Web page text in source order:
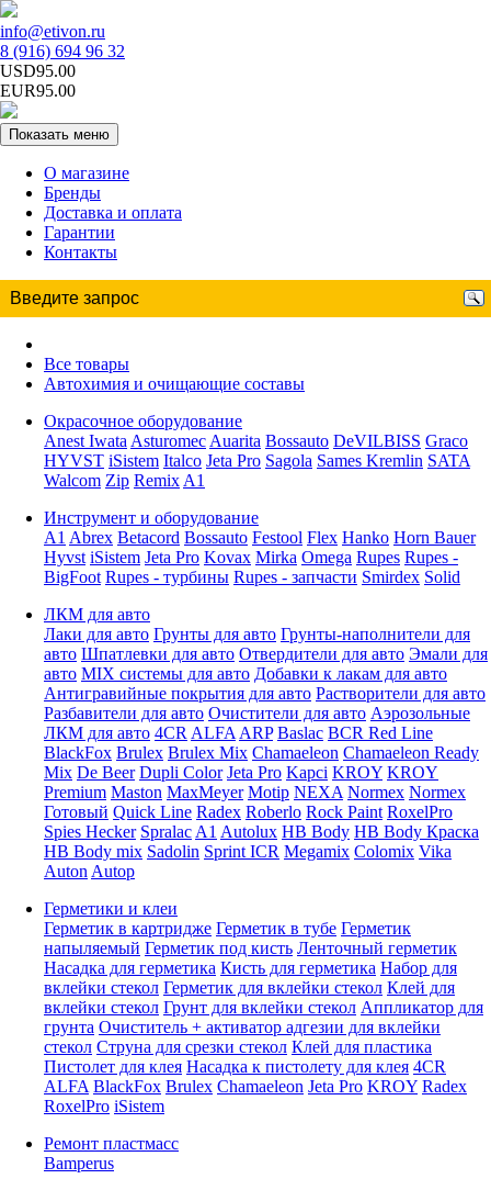
info@etivon.ru
8 (916) 694 96 32
USD95.00
EUR95.00
Показать меню
О магазине
Бренды
Доставка и оплата
Гарантии
Контакты
Все товары
Автохимия и очищающие составы
Окрасочное оборудование
Anest Iwata Asturomec Auarita Bossauto DeVILBISS Graco
HYVST iSistem Italco Jeta Pro Sagola Sames Kremlin SATA
Walcom Zip Remix A1
Инструмент и оборудование
A1 Abrex Betacord Bossauto Festool Flex Hanko Horn Bauer
Hyvst iSistem Jeta Pro Kovax Mirka Omega Rupes Rupes -
BigFoot Rupes - турбины Rupes - запчасти Smirdex Solid
ЛКМ для авто
Лаки для авто Грунты для авто Грунты-наполнители для
авто Шпатлевки для авто Отвердители для авто Эмали для
авто MIX системы для авто Добавки к лакам для авто
Антигравийные покрытия для авто Растворители для авто
Разбавители для авто Очистители для авто Аэрозольные
ЛКМ для авто 4CR ALFA ARP Baslac BCR Red Line
BlackFox Brulex Brulex Mix Chamaeleon Chamaeleon Ready
Mix De Beer Dupli Color Jeta Pro Kapci KROY KROY
Premium Maston MaxMeyer Motip NEXA Normex Normex
Готовый Quick Line Radex Roberlo Rock Paint RoxelPro
Spies Hecker Spralac A1 Autolux HB Body HB Body Краска
HB Body mix Sadolin Sprint ICR Megamix Colomix Vika
Auton Autop
Герметики и клеи
Герметик в картридже Герметик в тубе Герметик
напыляемый Герметик под кисть Ленточный герметик
Насадка для герметика Кисть для герметика Набор для
вклейки стекол Герметик для вклейки стекол Клей для
вклейки стекол Грунт для вклейки стекол Аппликатор для
грунта Очиститель + активатор адгезии для вклейки
стекол Струна для срезки стекол Клей для пластика
Пистолет для клея Насадка к пистолету для клея 4CR
ALFA BlackFox Brulex Chamaeleon Jeta Pro KROY Radex
RoxelPro iSistem
Ремонт пластмасс
Bamperus